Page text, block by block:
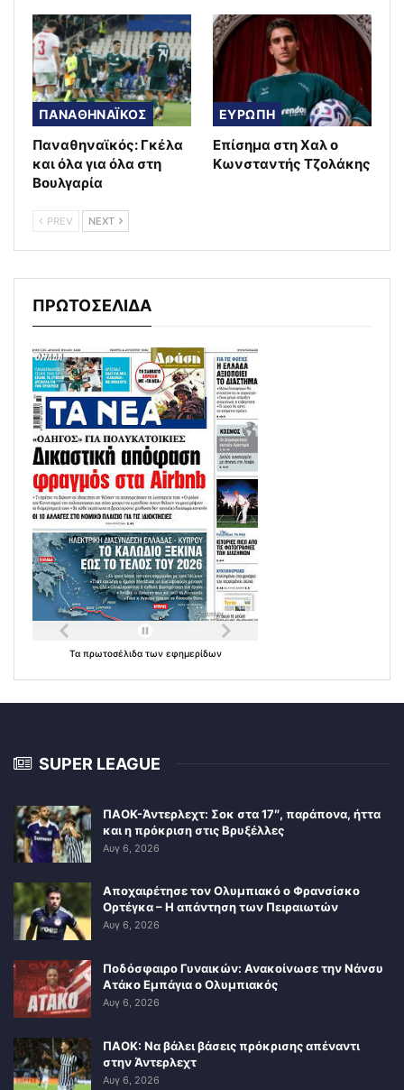
ΠΑΝΑΘΗΝΑΪΚΟΣ
Παναθηναϊκός: Γκέλα
και όλα για όλα στη
Βουλγαρία
ΕΥΡΩΠΗ
Επίσημα στη Χαλ ο
Κωνσταντής Τζολάκης
PREV NEXT
ΠΡΩΤΟΣΕΛΙΔΑ
Τα πρωτοσέλιδα των εφημερίδων
SUPER LEAGUE
ΠΑΟΚ-Άντερλεχτ: Σοκ στα 17″, παράπονα, ήττα
και η πρόκριση στις Βρυξέλλες
Αυγ 6, 2026
Αποχαιρέτησε τον Ολυμπιακό ο Φρανσίσκο
Ορτέγκα – Η απάντηση των Πειραιωτών
Αυγ 6, 2026
Ποδόσφαιρο Γυναικών: Ανακοίνωσε την Νάνσυ
Ατάκο Εμπάγια ο Ολυμπιακός
Αυγ 6, 2026
ΠΑΟΚ: Να βάλει βάσεις πρόκρισης απέναντι
στην Άντερλεχτ
Αυγ 6, 2026